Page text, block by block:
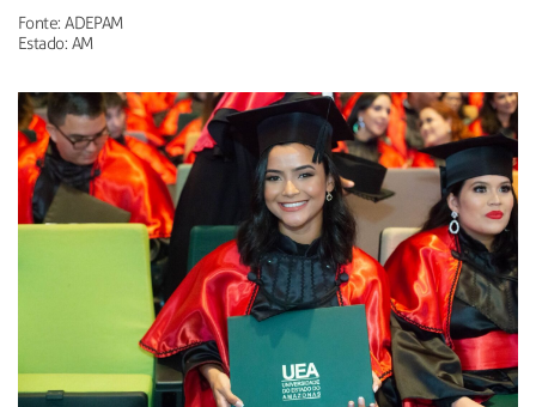
Fonte: ADEPAM
Estado: AM